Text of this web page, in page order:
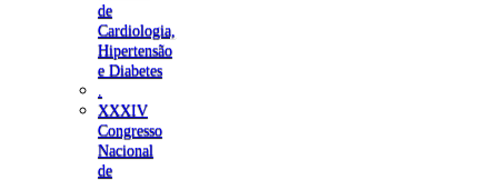
de
Cardiologia,
Hipertensão
e Diabetes
XXXIV
Congresso
Nacional
de